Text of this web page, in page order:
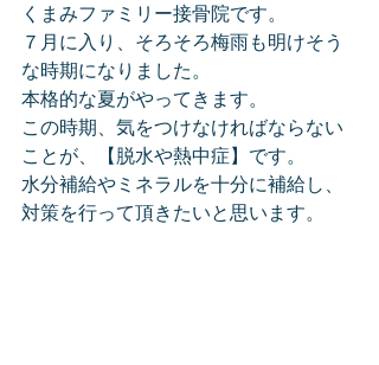
くまみファミリー接骨院です。
７月に入り、そろそろ梅雨も明けそう
な時期になりました。
本格的な夏がやってきます。
この時期、気をつけなければならない
ことが、【脱水や熱中症】です。
水分補給やミネラルを十分に補給し、
対策を行って頂きたいと思います。